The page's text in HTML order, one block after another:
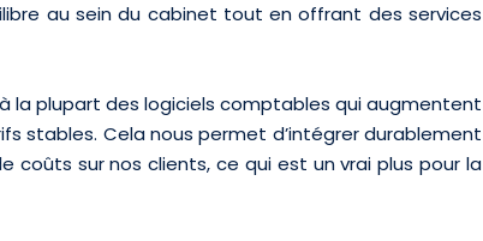
au sein du cabinet tout en offrant des services
plupart des logiciels comptables qui augmentent
stables. Cela nous permet d’intégrer durablement
sur nos clients, ce qui est un vrai plus pour la